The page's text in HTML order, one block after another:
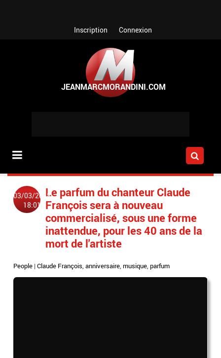
Inscription Connexion
03/03/2018
18:01
Le parfum du chanteur Claude
François sera à nouveau
commercialisé, sous une forme
inattendue, pour les 40 ans de la
mort de l'artiste
People |Claude François,anniversaire,musique,parfum